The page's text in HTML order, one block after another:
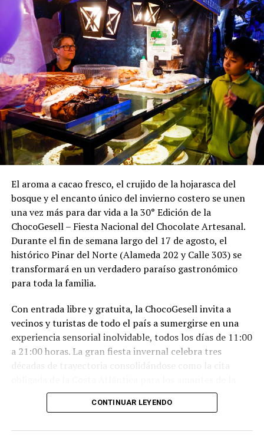
El aroma a cacao fresco, el crujido de la hojarasca del
bosque y el encanto único del invierno costero se unen
una vez más para dar vida a la 30° Edición de la
ChocoGesell – Fiesta Nacional del Chocolate Artesanal.
Durante el fin de semana largo del 17 de agosto, el
histórico Pinar del Norte (Alameda 202 y Calle 303) se
transformará en un verdadero paraíso gastronómico
para toda la familia.
Con entrada libre y gratuita, la ChocoGesell invita a
vecinos y turistas de todo el país a sumergirse en una
experiencia sensorial inolvidable, todos los días de 11:00
a 21:00 horas. La gran fiesta invernal celebra tres
décadas de trayectoria consolidándose como la cita
buena repostería, el paisaje natural y la tradición
geselina.
CONTINUAR LEYENDO